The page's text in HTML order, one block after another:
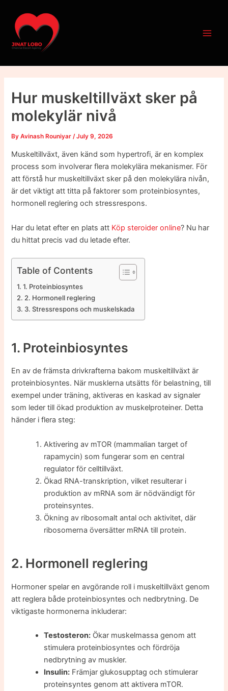
content
Hur muskeltillväxt sker på
molekylär nivå
ByAvinash Rouniyar/July 9, 2026
Muskeltillväxt, även känd som hypertrofi, är en komplex
process som involverar flera molekylära mekanismer. För
att förstå hur muskeltillväxt sker på den molekylära nivån,
är det viktigt att titta på faktorer som proteinbiosyntes,
hormonell reglering och stressrespons.
Har du letat efter en plats att Köp steroider online? Nu har
du hittat precis vad du letade efter.
Table of Contents
1. Proteinbiosyntes
2. Hormonell reglering
3. Stressrespons och muskelskada
1. Proteinbiosyntes
En av de främsta drivkrafterna bakom muskeltillväxt är
proteinbiosyntes. När musklerna utsätts för belastning, till
exempel under träning, aktiveras en kaskad av signaler
som leder till ökad produktion av muskelproteiner. Detta
händer i flera steg:
Aktivering av mTOR (mammalian target of
rapamycin) som fungerar som en central
regulator för celltillväxt.
Ökad RNA-transkription, vilket resulterar i
produktion av mRNA som är nödvändigt för
proteinsyntes.
Ökning av ribosomalt antal och aktivitet, där
ribosomerna översätter mRNA till protein.
2. Hormonell reglering
Hormoner spelar en avgörande roll i muskeltillväxt genom
att reglera både proteinbiosyntes och nedbrytning. De
viktigaste hormonerna inkluderar:
Testosteron: Ökar muskelmassa genom att
stimulera proteinbiosyntes och fördröja
nedbrytning av muskler.
Insulin: Främjar glukosupptag och stimulerar
proteinsyntes genom att aktivera mTOR.
navigation